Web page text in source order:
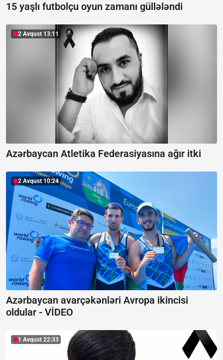
15 yaşlı futbolçu oyun zamanı güllələndi
2 Avqust 13:11
Azərbaycan Atletika Federasiyasına ağır itki
2 Avqust 10:24
Azərbaycan avarçəkənləri Avropa ikincisi
oldular - VİDEO
1 Avqust 22:33